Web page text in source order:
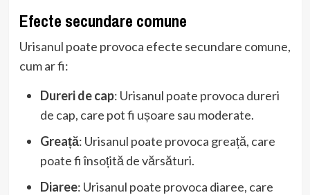
Efecte secundare comune
Urisanul poate provoca efecte secundare comune,
cum ar fi:
Dureri de cap: Urisanul poate provoca dureri
de cap, care pot fi ușoare sau moderate.
Greață: Urisanul poate provoca greață, care
poate fi însoțită de vărsături.
Diaree: Urisanul poate provoca diaree, care